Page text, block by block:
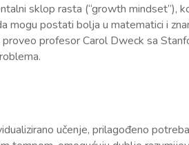
sklop rasta (“growth mindset”),
mogu postati bolja u matematici i
profesor Carol Dweck sa
učenje, prilagođeno